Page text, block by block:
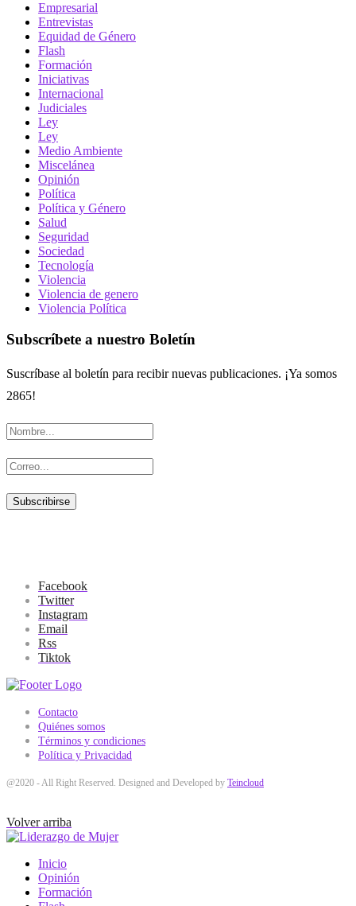
Empresarial
Entrevistas
Equidad de Género
Flash
Formación
Iniciativas
Internacional
Judiciales
Ley
Ley
Medio Ambiente
Miscelánea
Opinión
Política
Política y Género
Salud
Seguridad
Sociedad
Tecnología
Violencia
Violencia de genero
Violencia Política
Subscríbete a nuestro Boletín
Suscríbase al boletín para recibir nuevas publicaciones. ¡Ya somos
2865!
Facebook
Twitter
Instagram
Email
Rss
Tiktok
Contacto
Quiénes somos
Términos y condiciones
Política y Privacidad
@2020 - All Right Reserved. Designed and Developed by Teincloud
Volver arriba
Inicio
Opinión
Formación